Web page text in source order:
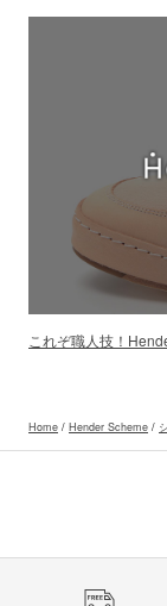
これぞ職人技！
Home / Hender Scheme /